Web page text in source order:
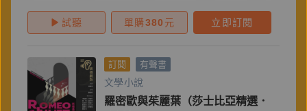
試聽 單購380 元 立即訂閱
訂閱 有聲書
文學小說
羅密歐與茱麗葉（莎士比亞精選．